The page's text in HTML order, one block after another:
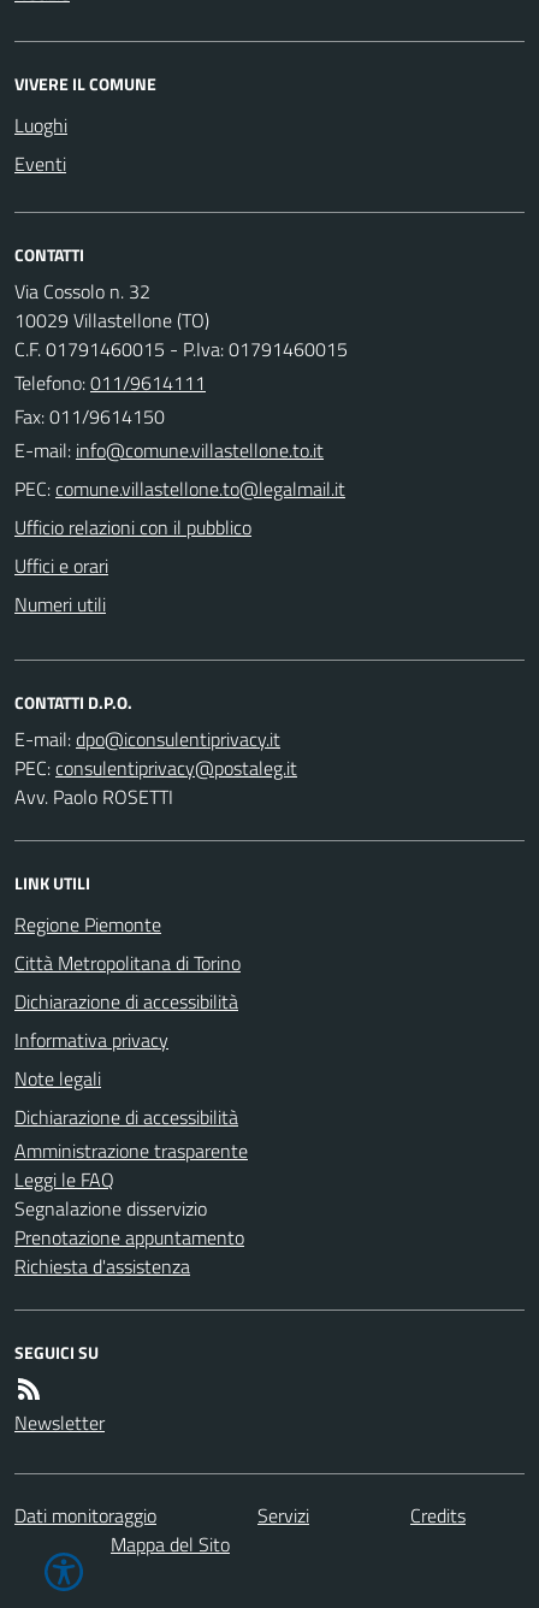
VIVERE IL COMUNE
Luoghi
Eventi
CONTATTI
Via Cossolo n. 32
10029 Villastellone (TO)
C.F. 01791460015 - P.Iva: 01791460015
Telefono:011/9614111
Fax: 011/9614150
E-mail:
PEC:
Ufficio relazioni con il pubblico
Uffici e orari
Numeri utili
CONTATTI D.P.O.
E-mail:
PEC:
Avv. Paolo ROSETTI
LINK UTILI
Regione Piemonte
Città Metropolitana di Torino
Dichiarazione di accessibilità
Informativa privacy
Note legali
Dichiarazione di accessibilità
Amministrazione trasparente
Leggi le FAQ
Segnalazione disservizio
Prenotazione appuntamento
Richiesta d'assistenza
SEGUICI SU
Newsletter
Dati monitoraggio Servizi
Credits
Mappa del Sito